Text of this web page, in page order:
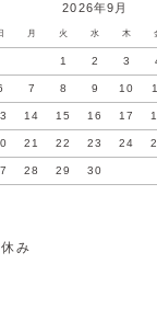
2026年9月
月 火 水 木
1 2 3
7 8 9 10
14 15 16 17
21 22 23 24
28 29 30
み